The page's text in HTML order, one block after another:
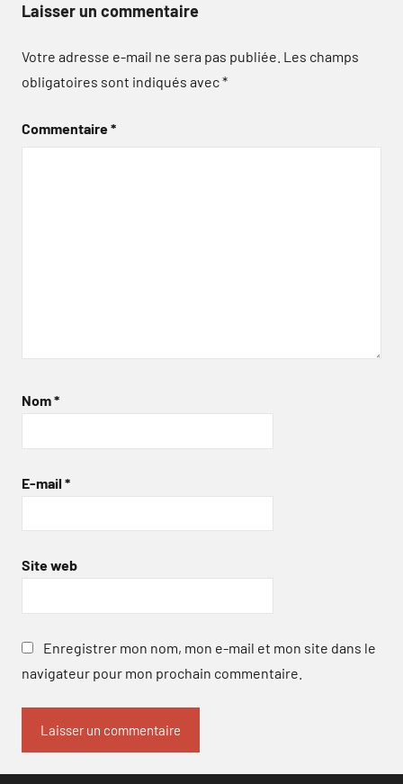
Laisser un commentaire
Votre adresse e-mail ne sera pas publiée. Les champs
obligatoires sont indiqués avec*
Commentaire*
Nom*
E-mail *
Site web
Enregistrer mon nom, mon e-mail et mon site dans le
navigateur pour mon prochain commentaire.